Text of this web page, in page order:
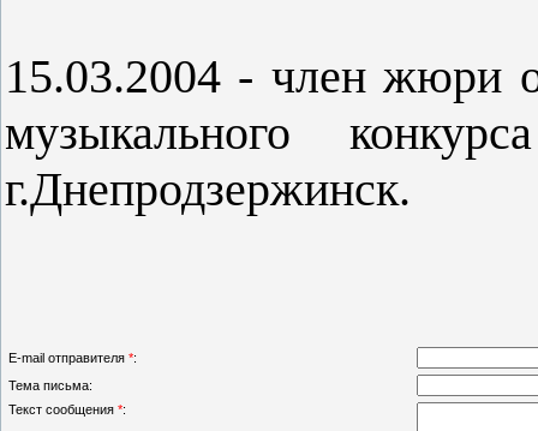
15.03.2004 - член жюри
музыкального
г.Днепродзержинск.
E-mail отправителя *:
Тема письма:
Текст сообщения *: